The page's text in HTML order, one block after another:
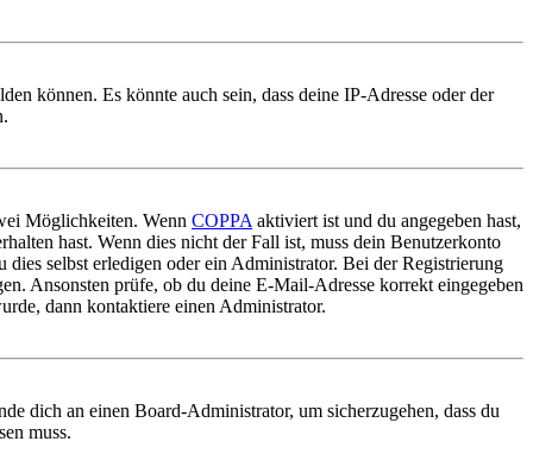
können. Es könnte auch sein, dass deine IP-Adresse oder der
Möglichkeiten. Wenn COPPA aktiviert ist und du angegeben hast,
hast. Wenn dies nicht der Fall ist, muss dein Benutzerkonto
selbst erledigen oder ein Administrator. Bei der Registrierung
Ansonsten prüfe, ob du deine E-Mail-Adresse korrekt eingegeben
dann kontaktiere einen Administrator.
dich an einen Board-Administrator, um sicherzugehen, dass du
muss.